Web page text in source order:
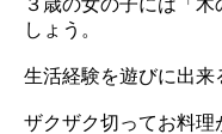
３歳の女の子には「
しょう。
生活経験を遊びに出来
ザクザク切ってお料理